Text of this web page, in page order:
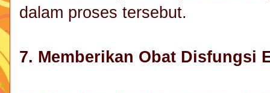
dalam proses tersebut.
7. Memberikan Obat Disfungsi